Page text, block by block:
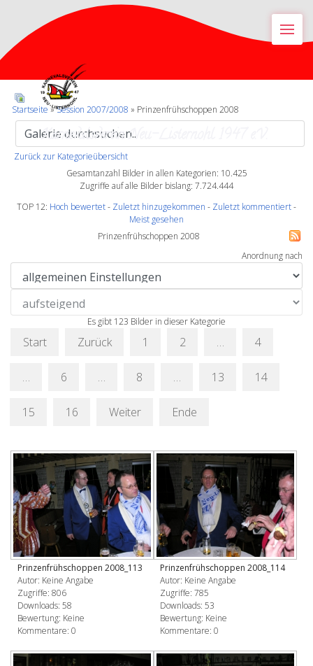
Karnevalsverein Neu-Listernohl 1947 e.V.
Startseite»Session 2007/2008 » Prinzenfrühschoppen 2008
Zurück zur Kategorieübersicht
Gesamtanzahl Bilder in allen Kategorien: 10.425
Zugriffe auf alle Bilder bislang: 7.724.444
TOP 12: Hoch bewertet- Zuletzt hinzugekommen - Zuletzt kommentiert-
Meist gesehen
Prinzenfrühschoppen 2008
Anordnung nach
Es gibt 123 Bilder in dieser Kategorie
Start Zurück 1 2 … 4
… 6 … 8 … 13 14
15 16 Weiter Ende
Prinzenfrühschoppen 2008_113
Autor: Keine Angabe
Zugriffe: 806
Downloads: 58
Bewertung: Keine
Kommentare: 0
Prinzenfrühschoppen 2008_114
Autor: Keine Angabe
Zugriffe: 785
Downloads: 53
Bewertung: Keine
Kommentare: 0